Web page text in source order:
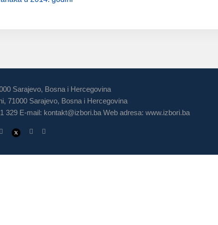
Sarajevo, Bosna i Hercegovina
71000 Sarajevo, Bosna i Hercegovina
329 E-mail: kontakt@izbori.baWeb adresa: www.izbori.ba